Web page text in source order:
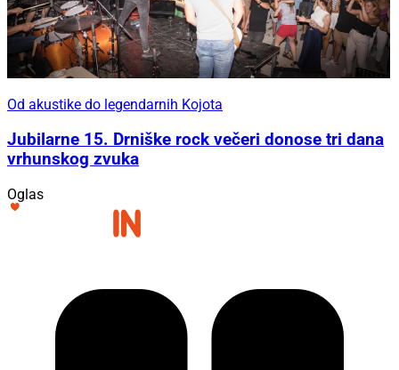
Od akustike do legendarnih Kojota
Jubilarne 15. Drniške rock večeri donose tri dana
vrhunskog zvuka
Oglas